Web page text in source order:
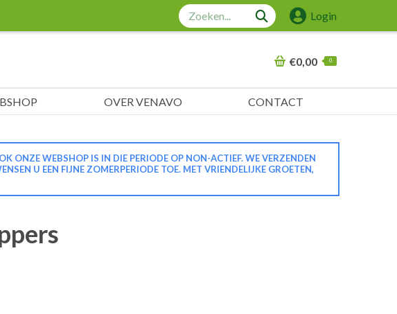
Zoeken: Login
€0,00 0
OVER VENAVO CONTACT
WEBSHOP IS IN DIE PERIODE OP NON-ACTIEF. WE VERZENDEN
U EEN FIJNE ZOMERPERIODE TOE. MET VRIENDELIJKE GROETEN,